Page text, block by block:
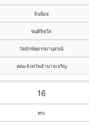
จันน้อย
ขนฺติจิตฺโต
วัดยักษ์คุธรรมานุสรณ์
คณะจังหวัดอำนาจเจริญ
16
พระ